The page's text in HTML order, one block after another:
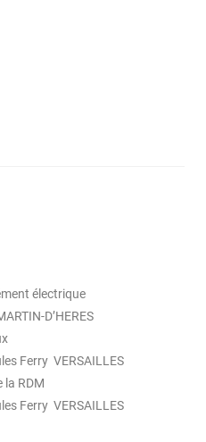
électrique
D’HERES
Ferry VERSAILLES
RDM
Ferry VERSAILLES